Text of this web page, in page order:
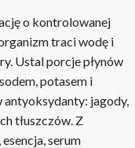
o kontrolowanej
traci wodę i
Ustal porcje płynów
potasem i
antyoksydanty: jagody,
tłuszczów. Z
serum